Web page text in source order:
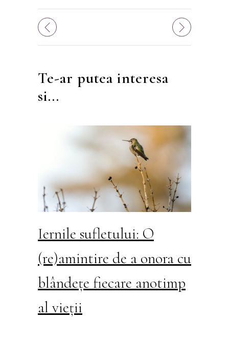
Te-ar putea interesa
si...
Iernile sufletului: O
(re)amintire de a onora cu
blândețe fiecare anotimp
al vieții